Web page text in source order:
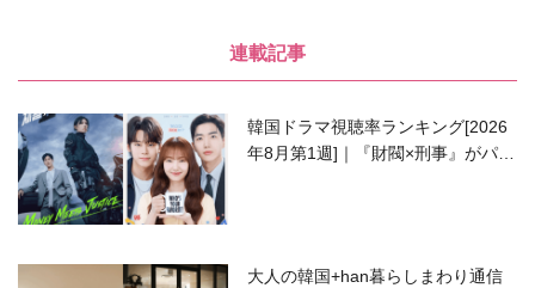
連載記事
韓国ドラマ視聴率ランキング[2026
年8月第1週]｜『財閥×刑事』がパワ
大人の韓国+han暮らしまわり通信